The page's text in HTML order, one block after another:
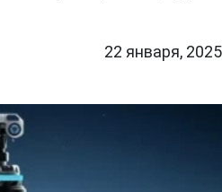
22 января, 2025